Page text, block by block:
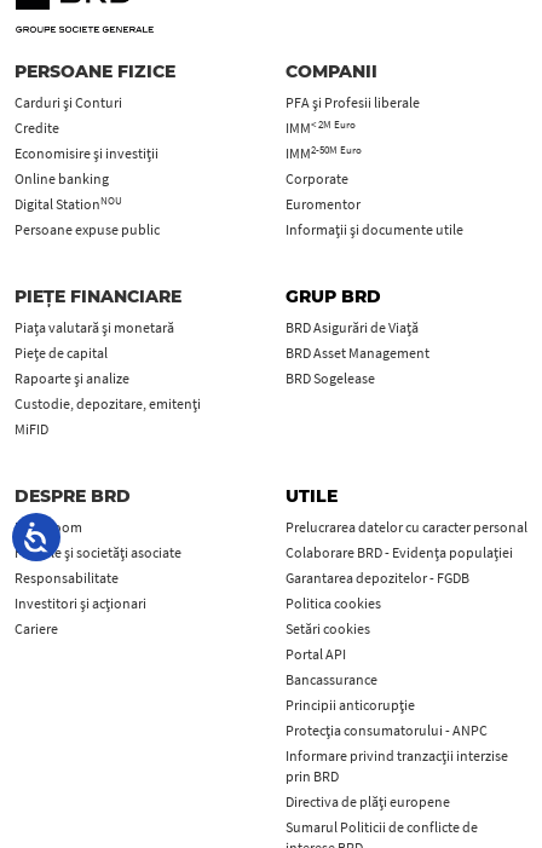
PERSOANE FIZICE
Carduri şi Conturi
Credite
Economisire și investiții
Online banking
Digital StationNOU
Persoane expuse public
COMPANII
PFA şi Profesii liberale
IMM< 2M Euro
IMM2-50M Euro
Corporate
Euromentor
Informații și documente utile
PIEȚE FINANCIARE
Piața valutară și monetară
Piețe de capital
Rapoarte și analize
Custodie, depozitare, emitenți
MiFID
GRUP BRD
BRD Asigurări de Viață
BRD Asset Management
BRD Sogelease
DESPRE BRD
Newsroom
Filialele și societăți asociate
Responsabilitate
Investitori și acționari
Cariere
UTILE
Prelucrarea datelor cu caracter personal
Colaborare BRD - Evidența populației
Garantarea depozitelor - FGDB
Politica cookies
Setări cookies
Portal API
Bancassurance
Principii anticorupţie
Protecţia consumatorului - ANPC
Informare privind tranzacții interzise
prin BRD
Directiva de plăți europene
Sumarul Politicii de conflicte de